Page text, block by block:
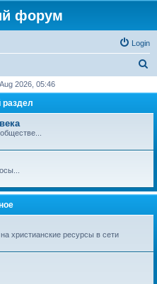
форум
Login
r
h
2026, 05:46
раздел
христианские ресурсы в сети